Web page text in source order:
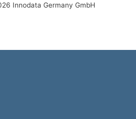
Innodata Germany GmbH